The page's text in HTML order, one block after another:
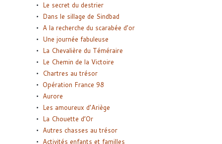
Le secret du destrier
Dans le sillage de Sindbad
A la recherche du scarabée d’or
Une journée fabuleuse
La Chevalière du Téméraire
Le Chemin de la Victoire
Chartres au trésor
Opération France 98
Aurore
Les amoureux d’Ariège
La Chouette d’Or
Autres chasses au trésor
Activités enfants et familles